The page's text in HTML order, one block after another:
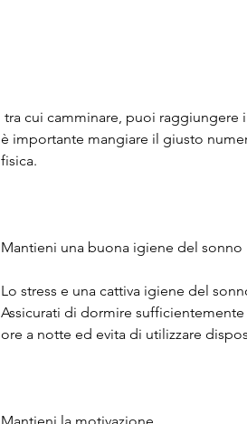
è importante mangiare il giusto
fisica.
Mantieni una buona igiene del sonno
Lo stress e una cattiva igiene del
Assicurati di dormire
ore a notte ed evita di utilizzare